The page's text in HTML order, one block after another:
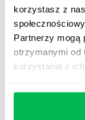
korzystasz z
Partnerzy mogą
otrzymanymi od
korzystania z ich
Określ
Aby
liczbę punktów,
do kolejnego